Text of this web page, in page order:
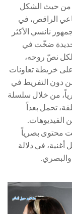
من حيث الشكل
الراقص، في
نانسي الأكثر
جديدة ضخّت في
نصّ روحه،
على خريطة تعاونات
من دون التفريط في
من خلال سلسلة
تحمل بعداً
الفيديوهات.
محتوى بصرياً
في دلالة
والبصري.